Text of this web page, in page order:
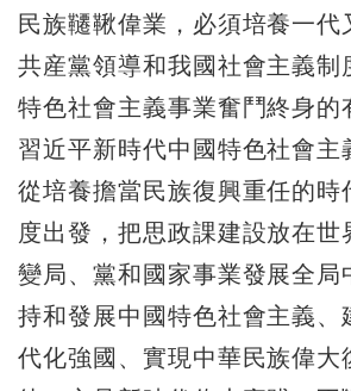
民族韆鞦偉業，必須培養一代
共産黨領導和我國社會主義制
特色社會主義事業奮鬥終身的
習近平新時代中國特色社會主
從培養擔當民族復興重任的時
度出發，把思政課建設放在世
變局、黨和國家事業發展全局
持和發展中國特色社會主義、
代化強國、實現中華民族偉大